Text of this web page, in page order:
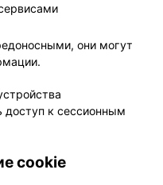
они могут
к сессионным
cookie